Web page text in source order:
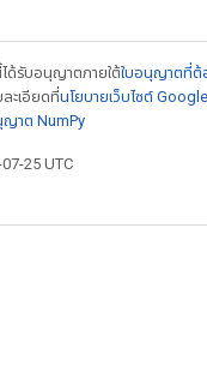
ได้รับอนุญาตภายใต้ใบอนุญาตที่ต้
ะเอียดที่นโยบายเว็บไซต์
ญาต NumPy
25 UTC